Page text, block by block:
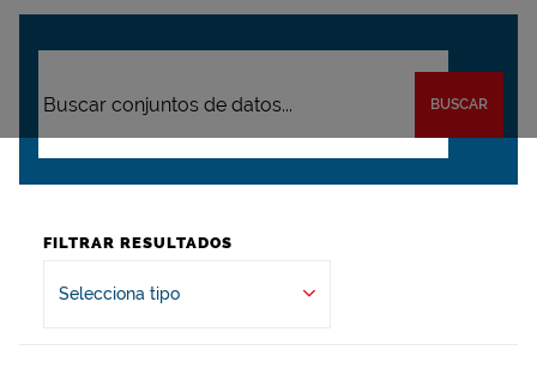
BUSCAR
FILTRAR RESULTADOS
Selecciona tipo